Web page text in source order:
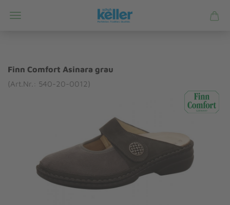
Finn Comfort Asinara grau
(Art.Nr.: 540-20-0012)